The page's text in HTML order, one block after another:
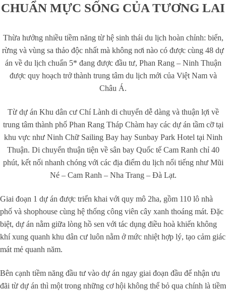
CHUẨN MỰC SỐNG CỦA TƯƠNG LAI
Thừa hưởng nhiều tiềm năng từ hệ sinh thái du lịch hoàn chỉnh: biển,
rừng và vùng sa thảo độc nhất mà không nơi nào có được cùng 48 dự
án về du lịch chuẩn 5* đang được đầu tư, Phan Rang – Ninh Thuận
được quy hoạch trở thành trung tâm du lịch mới của Việt Nam và
Châu Á.
Từ dự án Khu dân cư Chí Lành di chuyển dễ dàng và thuận lợi về
trung tâm thành phố Phan Rang Tháp Chàm hay các dự án tầm cỡ tại
khu vực như Ninh Chữ Sailing Bay hay Sunbay Park Hotel tại Ninh
Thuận. Di chuyển thuận tiện về sân bay Quốc tế Cam Ranh chỉ 40
phút, kết nối nhanh chóng với các địa điểm du lịch nổi tiếng như Mũi
Né – Cam Ranh – Nha Trang – Đà Lạt.
Giai đoạn 1 dự án được triển khai với quy mô 2ha, gồm 110 lô nhà
phố và shophouse cùng hệ thống công viên cây xanh thoáng mát. Đặc
biệt, dự án nằm giữa lòng hồ sen với tác dụng điều hoà khiến không
khí xung quanh khu dân cư luôn nằm ở mức nhiệt hợp lý, tạo cảm giác
mát mẻ quanh năm.
Bên cạnh tiềm năng đầu tư vào dự án ngay giai đoạn đầu để nhận ưu
đãi từ dự án thì một trong những cơ hội không thể bỏ qua chính là tiềm